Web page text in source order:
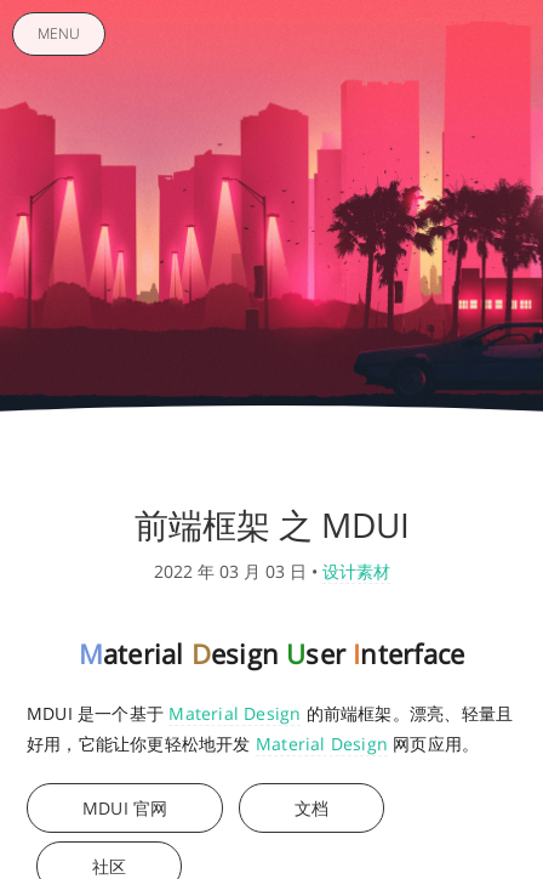
MENU
前端框架 之 MDUI
2022 年 03 月 03 日 • 设计素材
Material Design User Interface
MDUI 是一个基于 Material Design 的前端框架。漂亮、轻量且
好用，它能让你更轻松地开发 Material Design 网页应用。
MDUI 官网 文档
社区